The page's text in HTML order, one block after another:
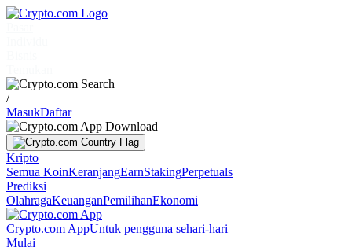
/
MasukDaftar
Kripto
Semua KoinKeranjangEarnStakingPerpetuals
Prediksi
OlahragaKeuanganPemilihanEkonomi
Crypto.com AppUntuk pengguna sehari-hari
Mulai